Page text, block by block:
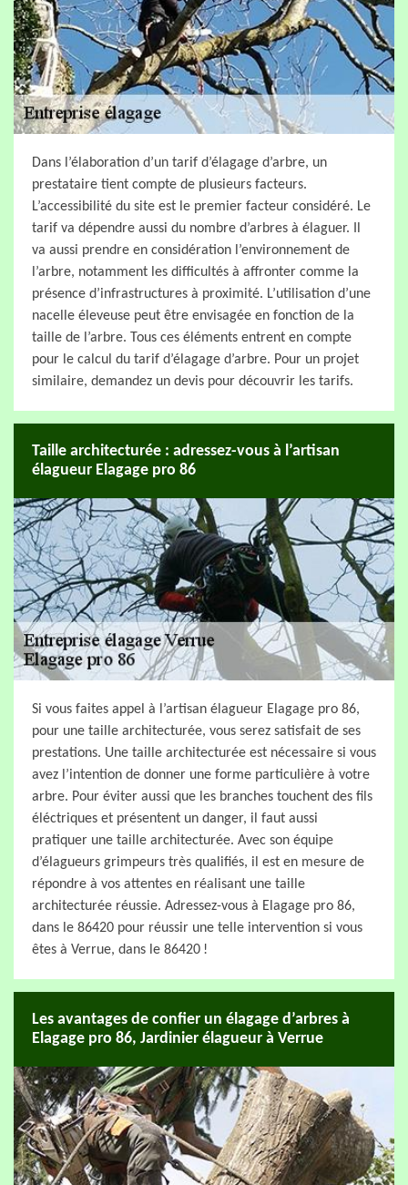
Dans l’élaboration d’un tarif d’élagage d’arbre, un
prestataire tient compte de plusieurs facteurs.
L’accessibilité du site est le premier facteur considéré. Le
tarif va dépendre aussi du nombre d’arbres à élaguer. Il
va aussi prendre en considération l’environnement de
l’arbre, notamment les difficultés à affronter comme la
présence d’infrastructures à proximité. L’utilisation d’une
nacelle éleveuse peut être envisagée en fonction de la
taille de l’arbre. Tous ces éléments entrent en compte
pour le calcul du tarif d’élagage d’arbre. Pour un projet
similaire, demandez un devis pour découvrir les tarifs.
Taille architecturée : adressez-vous à l’artisan
élagueur Elagage pro 86
Si vous faites appel à l’artisan élagueur Elagage pro 86,
pour une taille architecturée, vous serez satisfait de ses
prestations. Une taille architecturée est nécessaire si vous
avez l’intention de donner une forme particulière à votre
arbre. Pour éviter aussi que les branches touchent des fils
éléctriques et présentent un danger, il faut aussi
pratiquer une taille architecturée. Avec son équipe
d’élagueurs grimpeurs très qualifiés, il est en mesure de
répondre à vos attentes en réalisant une taille
architecturée réussie. Adressez-vous à Elagage pro 86,
dans le 86420 pour réussir une telle intervention si vous
êtes à Verrue, dans le 86420 !
Les avantages de confier un élagage d’arbres à
Elagage pro 86, Jardinier élagueur à Verrue